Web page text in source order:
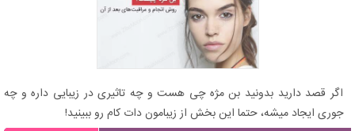
اگر قصد دارید بدونید بن مژه چی هست و چه تاثیری در زیبایی داره و چه
جوری ایجاد میشه، حتما این بخش از زیبامون دات کام رو ببینید!